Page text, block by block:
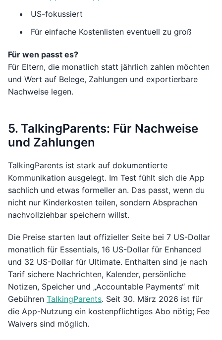
US-fokussiert
Für einfache Kostenlisten eventuell zu groß
Für wen passt es?
Für Eltern, die monatlich statt jährlich zahlen möchten
und Wert auf Belege, Zahlungen und exportierbare
Nachweise legen.
5. TalkingParents: Für Nachweise
und Zahlungen
TalkingParents ist stark auf dokumentierte
Kommunikation ausgelegt. Im Test fühlt sich die App
sachlich und etwas formeller an. Das passt, wenn du
nicht nur Kinderkosten teilen, sondern Absprachen
nachvollziehbar speichern willst.
Die Preise starten laut offizieller Seite bei 7 US-Dollar
monatlich für Essentials, 16 US-Dollar für Enhanced
und 32 US-Dollar für Ultimate. Enthalten sind je nach
Tarif sichere Nachrichten, Kalender, persönliche
Notizen, Speicher und „Accountable Payments“ mit
Gebühren TalkingParents. Seit 30. März 2026 ist für
die App-Nutzung ein kostenpflichtiges Abo nötig; Fee
Waivers sind möglich.